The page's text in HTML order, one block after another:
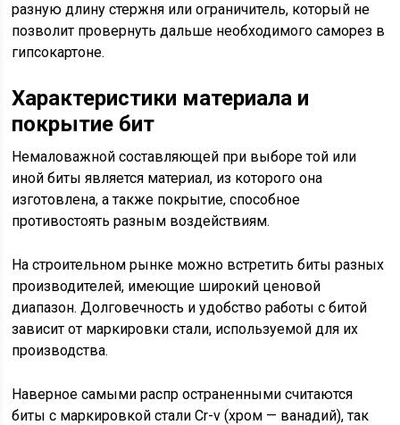
разную длину стержня или ограничитель, который не
позволит провернуть дальше необходимого саморез в
гипсокартоне.
Характеристики материала и
покрытие бит
Немаловажной составляющей при выборе той или
иной биты является материал, из которого она
изготовлена, а также покрытие, способное
противостоять разным воздействиям.
На строительном рынке можно встретить биты разных
производителей, имеющие широкий ценовой
диапазон. Долговечность и удобство работы с битой
зависит от маркировки стали, используемой для их
производства.
Наверное самыми распр остраненными считаются
биты с маркировкой стали Cr-v (хром — ванадий), так